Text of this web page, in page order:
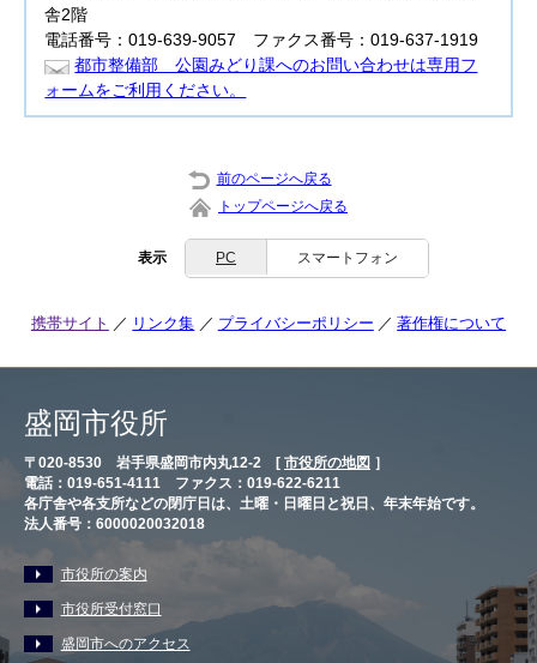
舎2階
電話番号：019-639-9057 ファクス番号：019-637-1919
都市整備部 公園みどり課へのお問い合わせは専用フ
ォームをご利用ください。
前のページへ戻る
トップページへ戻る
表示 PC スマートフォン
携帯サイト リンク集 プライバシーポリシー 著作権について
盛岡市役所
〒020-8530 岩手県盛岡市内丸12-2 [ 市役所の地図 ］
電話：019-651-4111 ファクス：019-622-6211
各庁舎や各支所などの閉庁日は、土曜・日曜日と祝日、年末年始です。
法人番号：6000020032018
市役所の案内
市役所受付窓口
盛岡市へのアクセス